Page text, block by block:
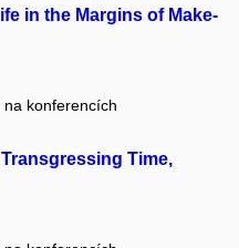
in the Margins of Make-
konferencích
Time,